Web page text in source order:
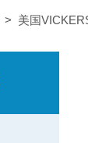
> 美国